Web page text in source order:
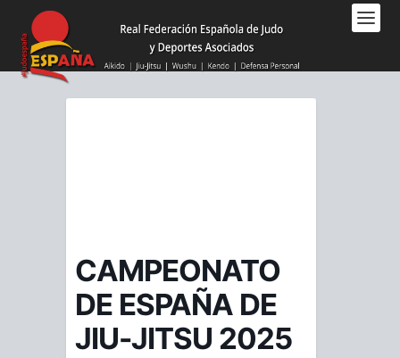
este
sitio
web
CAMPEONATO
DE ESPAÑA DE
JIU-JITSU 2025